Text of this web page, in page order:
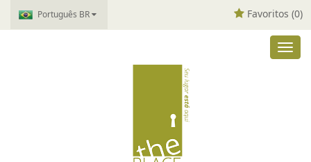
Português BR Favoritos (0)